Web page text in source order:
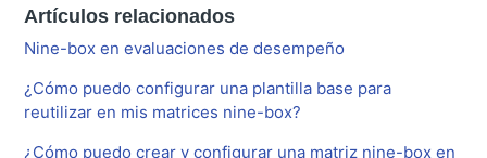
Artículos relacionados
Nine-box en evaluaciones de desempeño
¿Cómo puedo configurar una plantilla base para
reutilizar en mis matrices nine-box?
¿Cómo puedo crear y configurar una matriz nine-box en